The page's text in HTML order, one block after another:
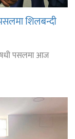
शिलबन्दी
पसलमा आज